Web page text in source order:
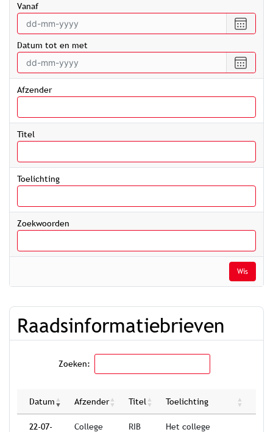
vanaf
een
vanaf
Datum tot en met
een
tot
met
Afzender
Titel
Toelichting
Zoekwoorden
Wis
Raadsinformatiebrieven
Zoeken:
Datum Afzender Titel Toelichting
22-07-
College
RIB
Het college